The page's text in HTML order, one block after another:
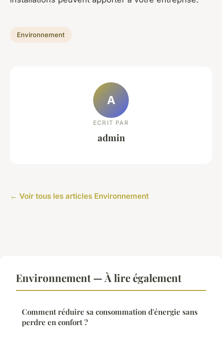
Environnement
A
ECRIT PAR
admin
← Voir tous les articles Environnement
Environnement — À lire également
Comment réduire sa consommation d'énergie sans
perdre en confort ?